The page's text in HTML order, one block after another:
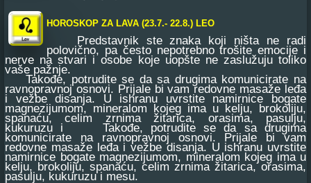
HOROSKOP ZA LAVA (23.7.- 22.8.) LEO
Predstavnik ste znaka koji ništa ne radi
polovično, pa često nepotrebno trošite emocije i
nerve na stvari i osobe koje uopšte ne zaslužuju toliko
vaše pažnje.
Takođe, potrudite se da sa drugima komunicirate na
ravnopravnoj osnovi. Prijale bi vam redovne masaže leđa
i vežbe disanja. U ishranu uvrstite namirnice bogate
magnezijumom, mineralom kojeg ima u kelju, brokoliju,
spanaću, celim zrnima žitarica, orasima, pasulju,
kukuruzu i Takođe, potrudite se da sa drugima
komunicirate na ravnopravnoj osnovi. Prijale bi vam
redovne masaže leđa i vežbe disanja. U ishranu uvrstite
namirnice bogate magnezijumom, mineralom kojeg ima u
kelju, brokoliju, spanaću, celim zrnima žitarica, orasima,
pasulju, kukuruzu i mesu.